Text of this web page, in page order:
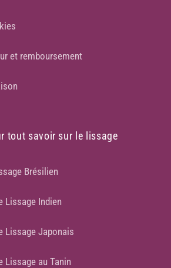
et remboursement
tout savoir sur le lissage
Brésilien
Lissage Indien
Lissage Japonais
Lissage au Tanin